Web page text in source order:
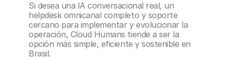
Si desea una IA conversacional real, un
helpdesk omnicanal completo y soporte
cercano para implementar y evolucionar la
operación, Cloud Humans tiende a ser la
opción más simple, eficiente y sostenible en
Brasil.